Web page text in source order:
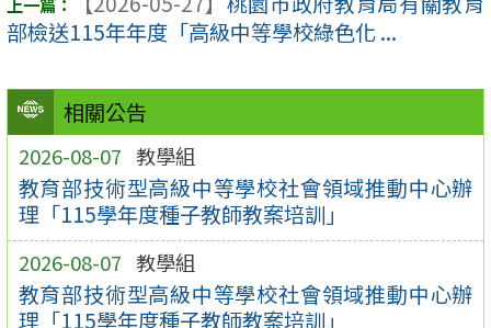
相關公告
2026-08-07 教學組
教育部技術型高級中等學校社會領域推動中心辦
理「115學年度種子教師教案培訓」
2026-08-07 教學組
教育部技術型高級中等學校社會領域推動中心辦
理「115學年度種子教師教案培訓」
部檢送115年年度「高級中等學校綠色化 ...